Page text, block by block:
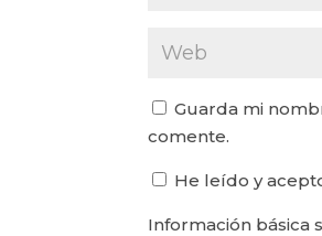
Guarda mi
comente.
He leído y
Información básica